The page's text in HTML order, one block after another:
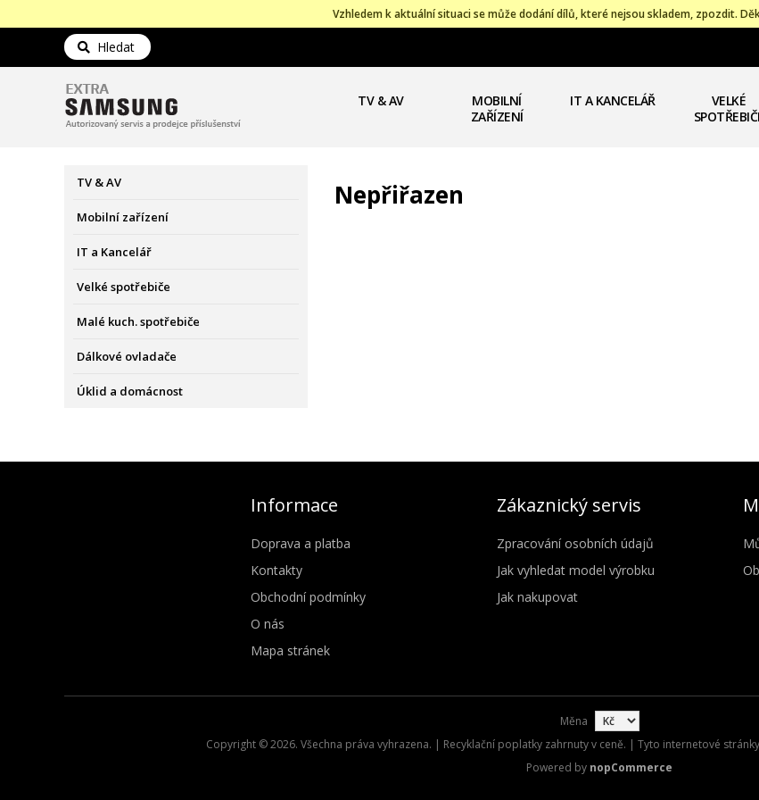
Vzhledem k aktuální situaci se může dodání dílů, které nejsou skladem, zpozdit.
Hledat
TV & AV
MOBILNÍ
ZAŘÍZENÍ
IT A KANCELÁŘ
VELKÉ
TV & AV
Mobilní zařízení
IT a Kancelář
Velké spotřebiče
Malé kuch. spotřebiče
Dálkové ovladače
Úklid a domácnost
Nepřiřazen
Informace
Doprava a platba
Kontakty
Obchodní podmínky
O nás
Mapa stránek
Zákaznický servis
Zpracování osobních údajů
Jak vyhledat model výrobku
Jak nakupovat
Měna
Copyright © 2026. Všechna práva vyhrazena. | Recyklační poplatky zahrnuty v ceně. | Tyto internetové
Powered by nopCommerce